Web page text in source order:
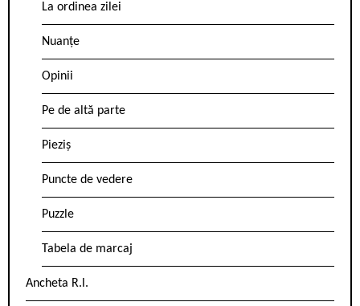
La ordinea zilei
Nuanțe
Opinii
Pe de altă parte
Pieziș
Puncte de vedere
Puzzle
Tabela de marcaj
Ancheta R.l.